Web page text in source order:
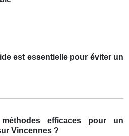
est essentielle pour éviter un
efficaces pour un
Vincennes ?